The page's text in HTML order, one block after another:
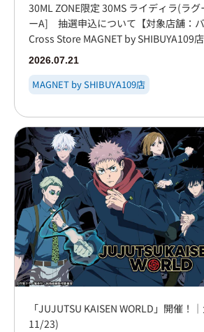
30ML ZONE限定 30MS ライディラ(ラ
ーA] 抽選申込について【対象店舗：
Cross Store MAGNET by SHIBUYA109店
2026.07.21
MAGNET by SHIBUYA109店
「JUJUTSU KAISEN WORLD」開催！
11/23)